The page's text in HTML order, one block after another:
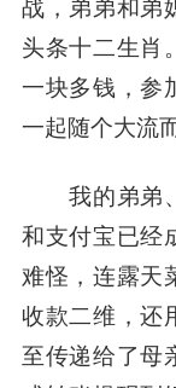
头条十二生肖
一块多钱，参
一起随个大流而
我的弟弟、
和支付宝已经
难怪，连露天
收款二维，还
至传递给了母